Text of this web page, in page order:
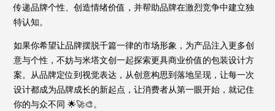
传递品牌个性、创造情绪价值，并帮助品牌在激烈竞争中建立独
特认知。
如果你希望让品牌摆脱千篇一律的市场形象，为产品注入更多创
意与个性，不妨与米塔文创一起探索更具商业价值的包装设计方
案。从品牌定位到视觉表达，从创意构思到落地呈现，让每一次
设计都成为品牌成长的新起点，让消费者从第一眼开始，就记住
你的与众不同 🌟🚀🎨。